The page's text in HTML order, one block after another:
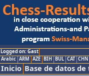
Logged on: Gast
Arabic ARM AZE BIH BUL CAT CHN
Inicio Base de datos